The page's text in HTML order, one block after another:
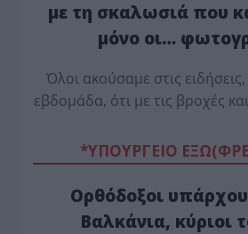
με τη σκαλωσιά που
μόνο οι…
Όλοι ακούσαμε στις
εβδομάδα, ότι με τις βροχές
*ΥΠΟΥΡΓΕΙΟ
Ορθόδοξοι
Βαλκάνια, κύριοι